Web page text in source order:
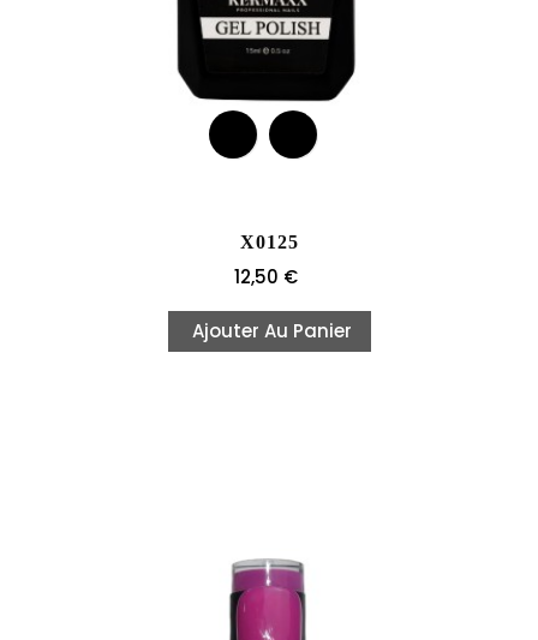
X0125
Prix
12,50 €
Ajouter Au Panier